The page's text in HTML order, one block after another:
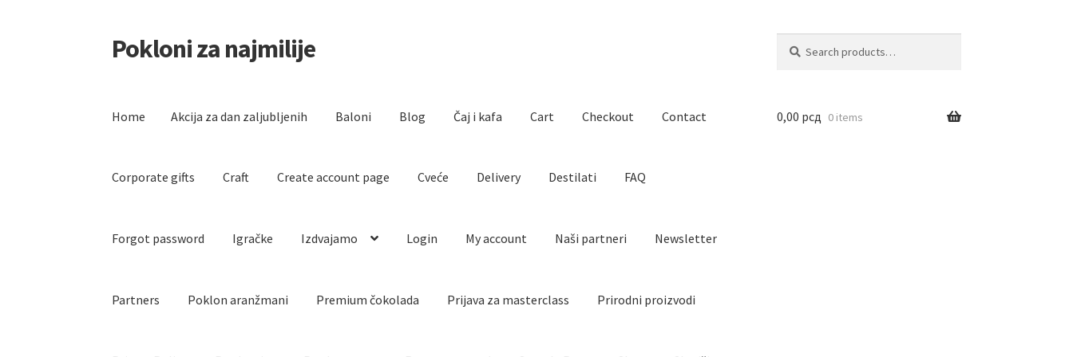
Skip
to
Skip
to
Pokloni za najmilije
for:
Home Akcija za dan zaljubljenih Baloni Blog Čaj i kafa Cart Checkout Contact
Corporate gifts Craft Create account page Cveće Delivery Destilati FAQ
Forgot password Igračke Izdvajamo Login My account Naši partneri Newsletter
Partners Poklon aranžmani Premium čokolada Prijava za masterclass Prirodni proizvodi
0,00 рсд 0 items